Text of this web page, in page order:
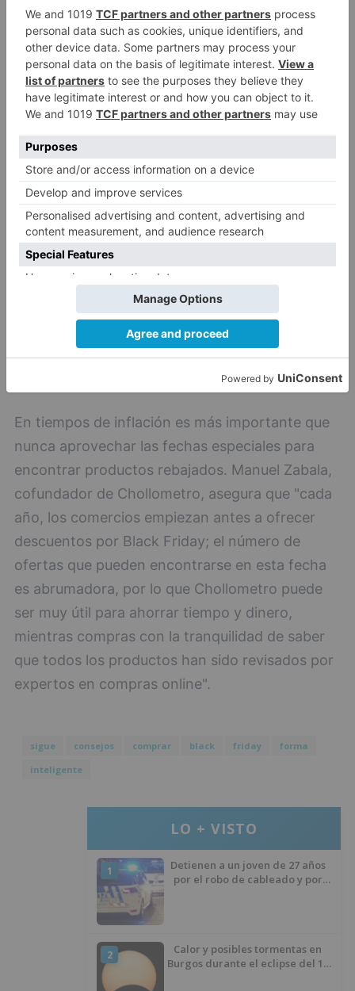
encontrar la mejor oferta. En plataformas como
Chollometro se pueden comparar productos de
forma rápida para conseguir los mejores
descuentos durante el Black Friday, ver las
opiniones de los demás usuarios, cuáles son las
ofertas mejor valoradas y crear alertas
personalizadas para tus productos favoritos.
En tiempos de inflación es más importante que
nunca aprovechar las fechas especiales para
encontrar productos rebajados. Manuel Zabala,
cofundador de Chollometro, asegura que "cada
año, los comercios empiezan antes a ofrecer
descuentos por Black Friday; el número de
ofertas que pueden encontrarse en esta fecha
es abrumadora, por lo que Chollometro puede
ser muy útil para ahorrar tiempo y dinero,
mientras compras con la tranquilidad de saber
que todos los productos han sido revisados por
expertos en compras online".
sigue consejos comprar black friday
forma
inteligente
LO + VISTO
1
Detienen a un joven de 27 años
por el robo de cableado y por
2
Calor y posibles tormentas en
Burgos durante el eclipse del 12